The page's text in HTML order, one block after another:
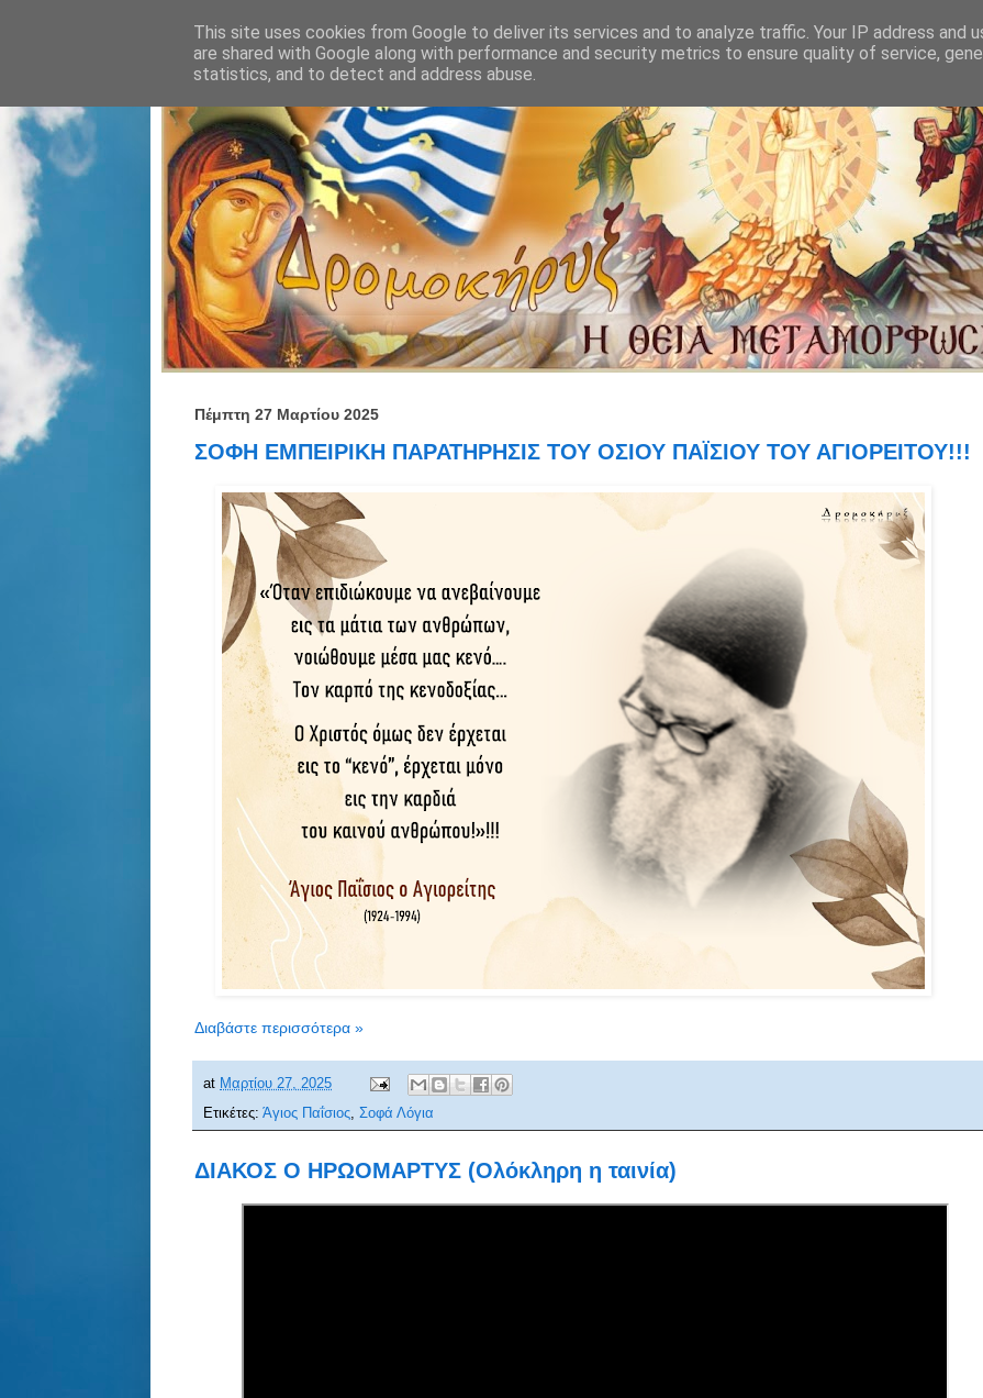
Πέμπτη 27 Μαρτίου 2025
ΣΟΦΗ ΕΜΠΕΙΡΙΚΗ ΠΑΡΑΤΗΡΗΣΙΣ ΤΟΥ ΟΣΙΟΥ ΠΑΪΣΙΟΥ ΤΟΥ ΑΓΙΟΡΕΙΤΟΥ!!!
Διαβάστε περισσότερα »
at Μαρτίου 27, 2025
Ετικέτες: Άγιος Παΐσιος Σοφά Λόγια
ΔΙΑΚΟΣ Ο ΗΡΩΟΜΑΡΤΥΣ (Ολόκληρη η ταινία)
This site uses cookies from Google to deliver its services and to analyze traffic. Your IP address and
are shared with Google along with performance and security metrics to ensure quality of service,
statistics, and to detect and address abuse.